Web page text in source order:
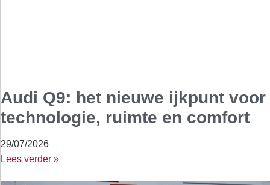
Audi Q9: het nieuwe ijkpunt voor
technologie, ruimte en comfort
29/07/2026
Lees verder »